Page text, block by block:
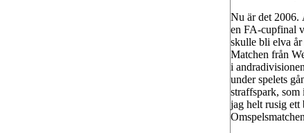
Nu är det 2006.
en FA-cupfinal
skulle bli elva
Matchen från
i
under spelets
straffspark, som
jag helt rusig ett